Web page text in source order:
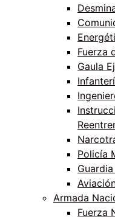
Fuerza
Gaula
Policía
Armada
Fuerza